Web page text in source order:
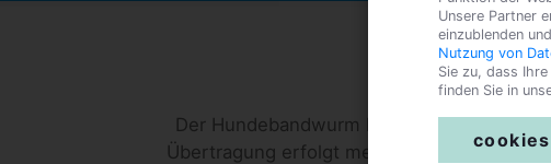
Der Hundebandwurm kann den Hund als
Übertragung erfolgt meist über
Unsere Partner
einzublenden
Nutzung von
Sie zu, dass
finden Sie in